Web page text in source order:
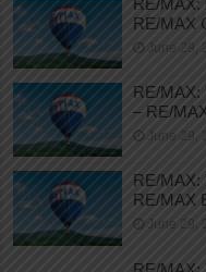
RE/MAX:
RE/MAX
June 29,
RE/MAX:
– RE/
June 29,
RE/MAX:
RE/MAX
June 29,